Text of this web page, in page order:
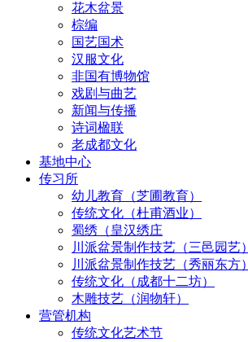
花木盆景
棕编
国艺国术
汉服文化
非国有博物馆
戏剧与曲艺
新闻与传播
诗词楹联
老成都文化
基地中心
传习所
幼儿教育（芝圃教育）
传统文化（杜甫酒业）
蜀绣（皇汉绣庄
川派盆景制作技艺（三邑园艺）
川派盆景制作技艺（秀丽东方）
传统文化（成都十二坊）
木雕技艺（润物轩）
营管机构
传统文化艺术节